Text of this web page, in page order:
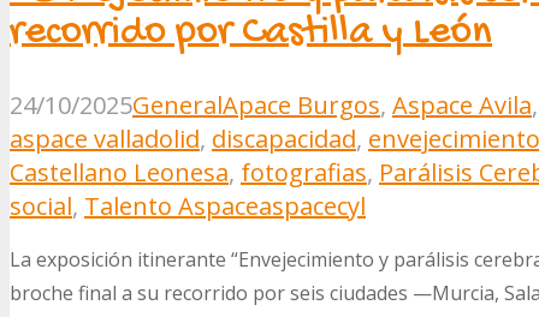
recorrido por Castilla y León
24/10/2025GeneralApace Burgos, Aspace Avila
aspace valladolid, discapacidad, envejecimiento
Castellano Leonesa, fotografias, Parálisis
social, Talento Aspaceaspacecyl
La exposición itinerante “Envejecimiento y parálisis
broche final a su recorrido por seis ciudades —Murcia,